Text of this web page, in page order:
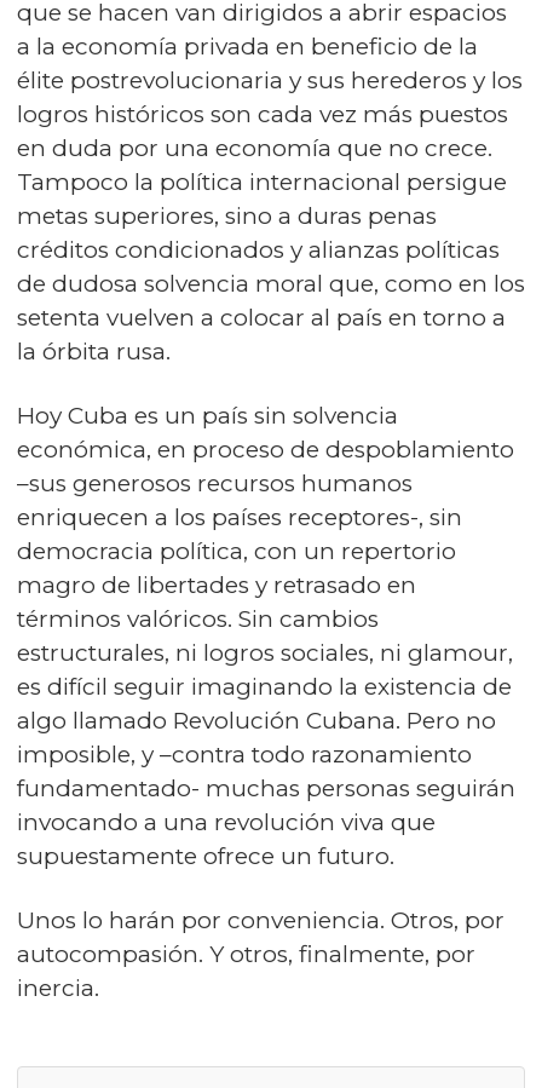
que se hacen van dirigidos a abrir espacios
a la economía privada en beneficio de la
élite postrevolucionaria y sus herederos y los
logros históricos son cada vez más puestos
en duda por una economía que no crece.
Tampoco la política internacional persigue
metas superiores, sino a duras penas
créditos condicionados y alianzas políticas
de dudosa solvencia moral que, como en los
setenta vuelven a colocar al país en torno a
la órbita rusa.
Hoy Cuba es un país sin solvencia
económica, en proceso de despoblamiento
–sus generosos recursos humanos
enriquecen a los países receptores-, sin
democracia política, con un repertorio
magro de libertades y retrasado en
términos valóricos. Sin cambios
estructurales, ni logros sociales, ni glamour,
es difícil seguir imaginando la existencia de
algo llamado Revolución Cubana. Pero no
imposible, y –contra todo razonamiento
fundamentado- muchas personas seguirán
invocando a una revolución viva que
supuestamente ofrece un futuro.
Unos lo harán por conveniencia. Otros, por
autocompasión. Y otros, finalmente, por
inercia.